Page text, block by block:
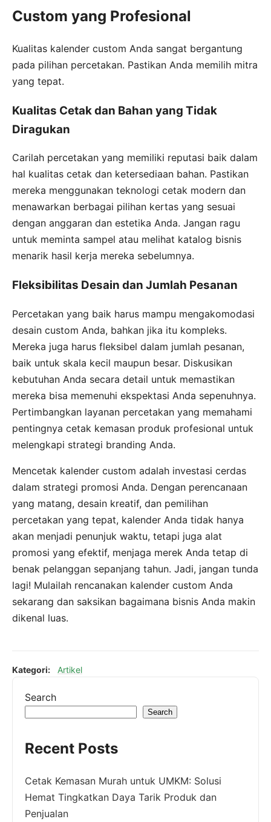
Custom yang Profesional
Kualitas kalender custom Anda sangat bergantung
pada pilihan percetakan. Pastikan Anda memilih mitra
yang tepat.
Kualitas Cetak dan Bahan yang Tidak
Diragukan
Carilah percetakan yang memiliki reputasi baik dalam
hal kualitas cetak dan ketersediaan bahan. Pastikan
mereka menggunakan teknologi cetak modern dan
menawarkan berbagai pilihan kertas yang sesuai
dengan anggaran dan estetika Anda. Jangan ragu
untuk meminta sampel atau melihat katalog bisnis
menarik hasil kerja mereka sebelumnya.
Fleksibilitas Desain dan Jumlah Pesanan
Percetakan yang baik harus mampu mengakomodasi
desain custom Anda, bahkan jika itu kompleks.
Mereka juga harus fleksibel dalam jumlah pesanan,
baik untuk skala kecil maupun besar. Diskusikan
kebutuhan Anda secara detail untuk memastikan
mereka bisa memenuhi ekspektasi Anda sepenuhnya.
Pertimbangkan layanan percetakan yang memahami
pentingnya cetak kemasan produk profesional untuk
melengkapi strategi branding Anda.
Mencetak kalender custom adalah investasi cerdas
dalam strategi promosi Anda. Dengan perencanaan
yang matang, desain kreatif, dan pemilihan
percetakan yang tepat, kalender Anda tidak hanya
akan menjadi penunjuk waktu, tetapi juga alat
promosi yang efektif, menjaga merek Anda tetap di
benak pelanggan sepanjang tahun. Jadi, jangan tunda
lagi! Mulailah rencanakan kalender custom Anda
sekarang dan saksikan bagaimana bisnis Anda makin
dikenal luas.
Kategori: Artikel
Search
Search
Recent Posts
Cetak Kemasan Murah untuk UMKM: Solusi
Hemat Tingkatkan Daya Tarik Produk dan
Penjualan